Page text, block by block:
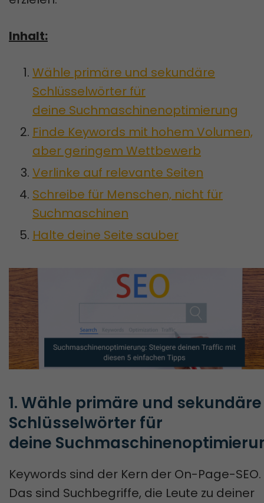
Inhalt:
Wähle primäre und sekundäre
Schlüsselwörter für
deine Suchmaschinenoptimierung
Finde Keywords mit hohem Volumen,
aber geringem Wettbewerb
Verlinke auf relevante Seiten
Schreibe für Menschen, nicht für
Suchmaschinen
Halte deine Seite sauber
1. Wähle primäre und sekundäre
Schlüsselwörter für
deine
Keywords sind der Kern der On-Page-SEO.
Das sind Suchbegriffe, die Leute zu deiner